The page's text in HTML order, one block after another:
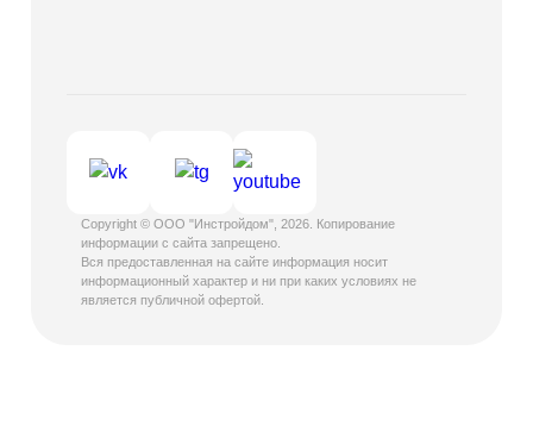
Copyright © ООО "Инстройдом", 2026. Копирование
информации с сайта запрещено.
Вся предоставленная на сайте информация носит
информационный характер и ни при каких условиях не
является публичной офертой.